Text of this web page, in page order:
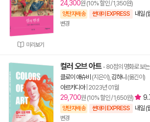
미리보기
24,300원 (10% 할인 / 1,350원)
양탄자배송 썬데이 EXPRESS 내일 (
변경
컬러 오브 아트 - 80점의 명화로 보
클로이 애슈비 (지은이), 김하니 (옮긴이)
아르카디아| 2023년 01월
29,700원 (10% 할인 / 1,650원)
양탄자배송 썬데이 EXPRESS 내일 (
변경